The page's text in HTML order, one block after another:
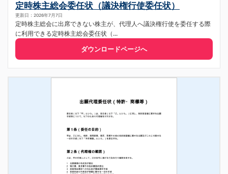
定時株主総会委任状（議決権行使委任状）
更新日：2026年7月7日
定時株主総会に出席できない株主が、代理人へ議決権行使を委任する際
に利用できる定時株主総会委任状（...
ダウンロードページへ